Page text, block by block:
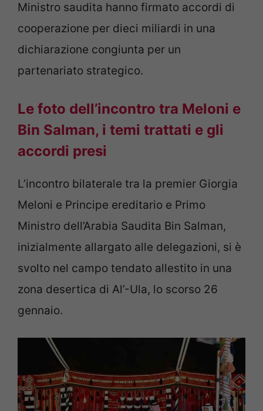
Ministro saudita hanno firmato accordi di
cooperazione per dieci miliardi in una
dichiarazione congiunta per un
partenariato strategico.
Le foto dell’incontro tra Meloni e
Bin Salman, i temi trattati e gli
accordi presi
L’incontro bilaterale tra la premier Giorgia
Meloni e Principe ereditario e Primo
Ministro dell’Arabia Saudita Bin Salman,
inizialmente allargato alle delegazioni, si è
svolto nel campo tendato allestito in una
zona desertica di Al’-Ula, lo scorso 26
gennaio.